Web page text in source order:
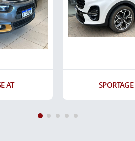
SPORTAGE EX 2.0 AT